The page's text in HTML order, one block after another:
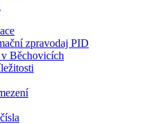
zpravodaj PID
Běchovicích